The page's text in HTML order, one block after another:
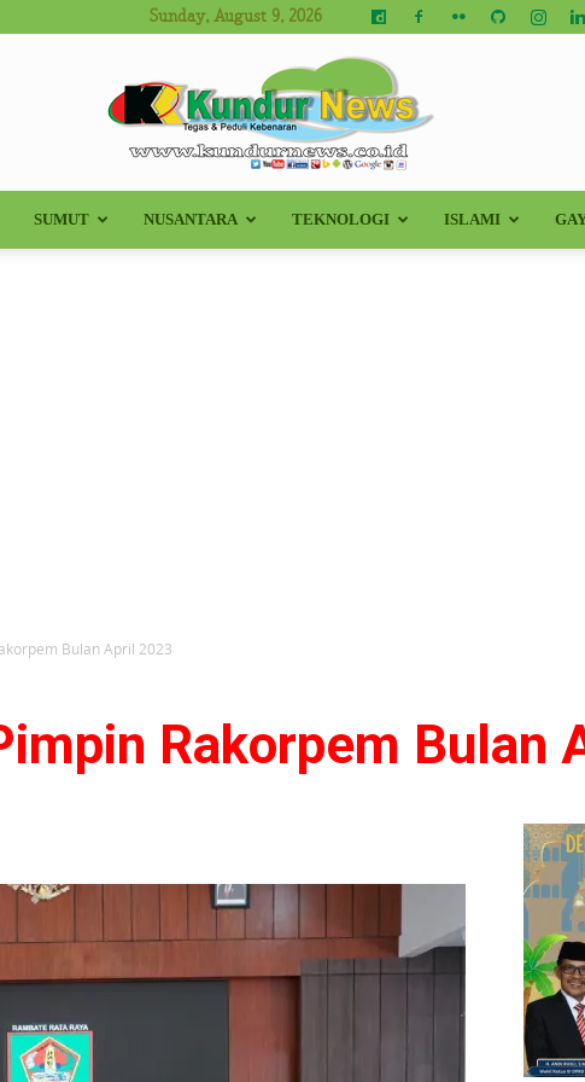
Sunday, August 9, 2026
Kundur
SUMUT NUSANTARA TEKNOLOGI ISLAMI
Bulan April 2023
Rakorpem Bulan